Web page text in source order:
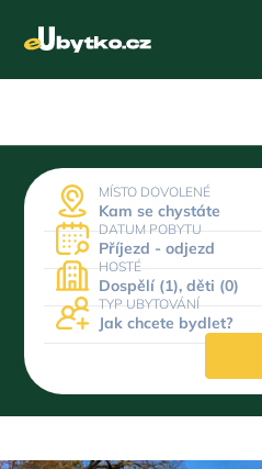
MÍSTO DOVOLENÉ
Kam se chystáte
DATUM POBYTU
Příjezd - odjezd
HOSTÉ
Dospělí (1), děti (0)
TYP UBYTOVÁNÍ
Jak chcete bydlet?